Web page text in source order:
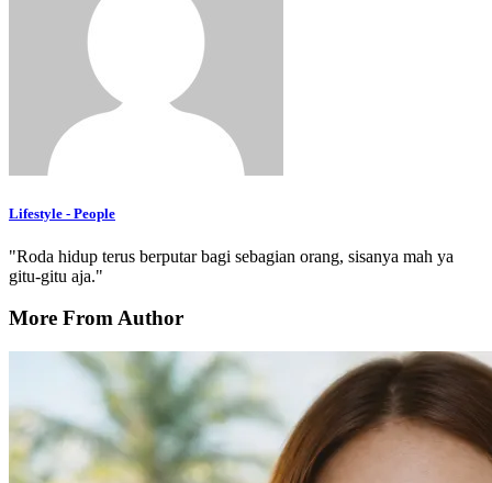
Lifestyle - People
"Roda hidup terus berputar bagi sebagian orang, sisanya mah ya
gitu-gitu aja."
More From Author